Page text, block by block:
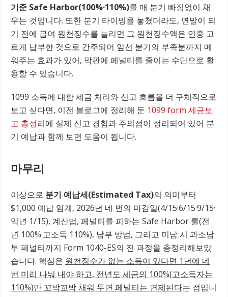
기준 Safe Harbor(100%·110%)를 매 분기 빠짐없이 채
우는 것입니다. 또한 분기 타이밍을 놓쳤더라도, 연말이 되
기 전에 급여 원천징수를 늘리면 그 원천징수액은 연중 고
르게 납부한 것으로 간주되어 앞선 분기의 부족분까지 메
워주는 효과가 있어, 막판에 페널티를 줄이는 수단으로 활
용할 수 있습니다.
1099 소득에 대한 세금 처리와 신고 흐름을 더 구체적으로
보고 싶다면, 이전 블로그에 정리해 둔 1099 form 세금보
고 총정리에 실제 신고 경험과 주의점이 정리되어 있어 분
기 예납과 함께 보면 도움이 됩니다.
마무리
이상으로 분기 예납세(Estimated Tax)의 의미부터
$1,000 예납 임계, 2026년 네 번의 마감일(4/15·6/15·9/15·
익년 1/15), 계산법, 페널티를 피하는 Safe Harbor 룰(전
년 100%·고소득 110%), 납부 방법, 그리고 미납 시 과소납
부 페널티까지 Form 1040-ES의 전 과정을 총정리해보았
습니다. 핵심은 원천징수가 없는 소득이 있다면 1년에 네
번 미리 나눠 내야 하고, 전년도 세금의 100%(고소득자는
110%)만 꼬박꼬박 채워 두면 페널티는 면제된다는 점입니